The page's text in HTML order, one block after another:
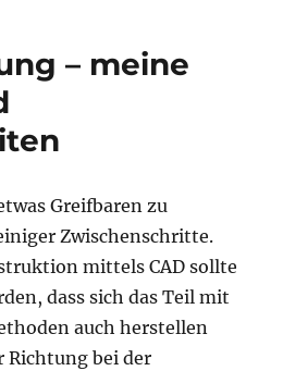
– meine
Greifbaren zu
Zwischenschritte.
mittels CAD sollte
dass sich das Teil mit
auch herstellen
Richtung bei der